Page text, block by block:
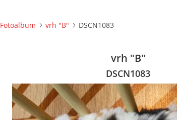
Fotoalbum vrh "B" DSCN1083
vrh "B"
DSCN1083